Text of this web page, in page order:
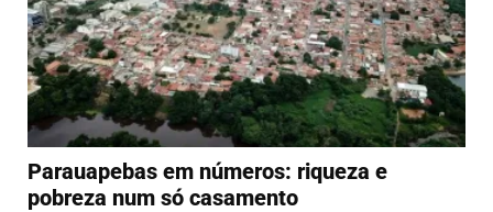
Parauapebas em números: riqueza e
pobreza num só casamento